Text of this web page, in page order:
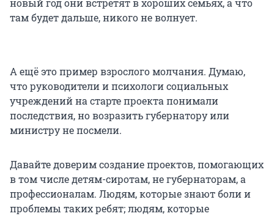
новый год они встретят в хороших семьях, а что
там будет дальше, никого не волнует.
А ещё это пример взрослого молчания. Думаю,
что руководители и психологи социальных
учреждений на старте проекта понимали
последствия, но возразить губернатору или
министру не посмели.
Давайте доверим создание проектов, помогающих
в том числе детям-сиротам, не губернаторам, а
профессионалам. Людям, которые знают боли и
проблемы таких ребят; людям, которые